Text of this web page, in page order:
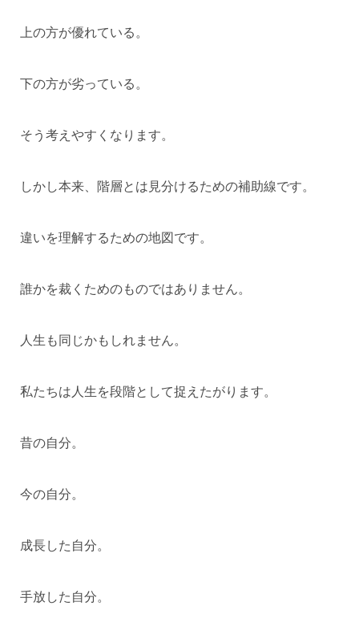
上の方が優れている。
下の方が劣っている。
そう考えやすくなります。
しかし本来、階層とは見分けるための補助線です。
違いを理解するための地図です。
誰かを裁くためのものではありません。
人生も同じかもしれません。
私たちは人生を段階として捉えたがります。
昔の自分。
今の自分。
成長した自分。
手放した自分。